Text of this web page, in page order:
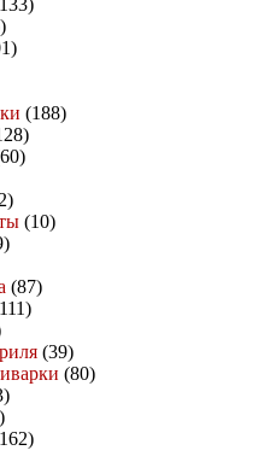
(188)
(10)
(87)
(39)
(80)